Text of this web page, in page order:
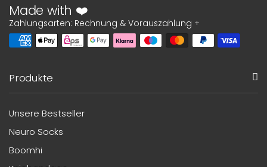
Made with ❤️
Zahlungsarten: Rechnung & Vorauszahlung +
Produkte
Unsere Bestseller
Neuro Socks
Boomhi